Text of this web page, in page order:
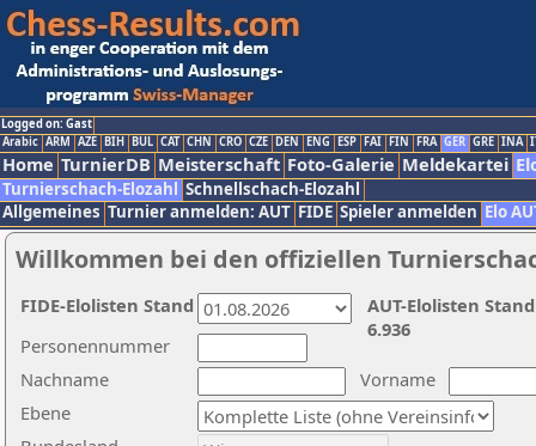
Logged on: Gast
Arabic ARM AZE BIH BUL CAT CHN CRO CZE DEN ENG ESP FAI FIN FRA GER GRE INA
Home TurnierDB Meisterschaft Foto-Galerie Meldekartei
Turnierschach-Elozahl Schnellschach-Elozahl
Allgemeines Turnier anmelden: AUT FIDE Spieler anmelden Elo
Willkommen bei den offiziellen
Nachname
Vorname
Ebene
Personennummer
AUT-Elolisten
6.936
FIDE-Elolisten Stand